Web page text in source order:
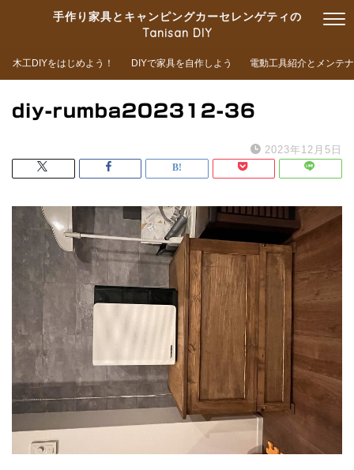
手作り家具とキャンピングカーセレンゲティの
Tanisan DIY
木工DIYをはじめよう！ DIYで家具を自作しよう 電動工具紹介とメンテ
diy-rumba202312-36
2023年12月5日